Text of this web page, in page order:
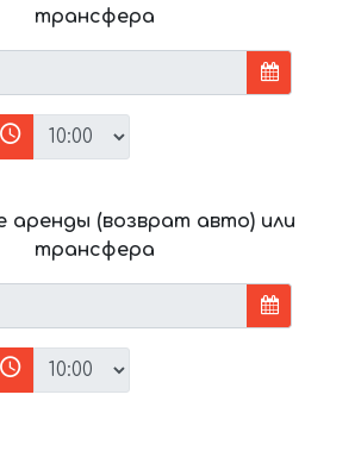
трансфера
аренды (возврат авто) или
трансфера